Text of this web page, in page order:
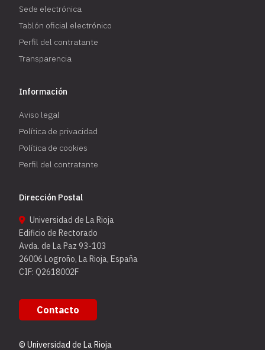
Sede electrónica
Tablón oficial electrónico
Perfil del contratante
Transparencia
Información
Aviso legal
Política de privacidad
Política de cookies
Perfil del contratante
Dirección Postal
Universidad de La Rioja
Edificio de Rectorado
Avda. de La Paz 93-103
26006 Logroño, La Rioja, España
CIF: Q2618002F
Contacto
© Universidad de La Rioja